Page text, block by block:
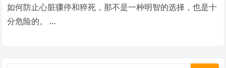
如何防止心脏骤停和猝死，那不是一种明智的选择，也是十
分危险的。 …